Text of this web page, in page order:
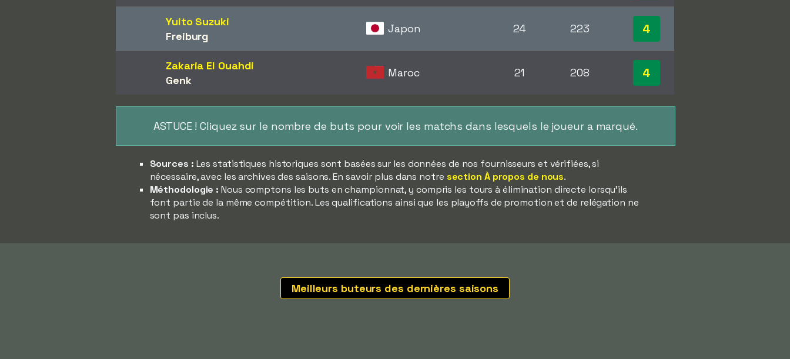
Yuito Suzuki
Freiburg
Japon 24 223 4
Zakaria El Ouahdi
Genk
Maroc 21 208 4
ASTUCE ! Cliquez sur le nombre de buts pour voir les matchs dans lesquels le joueur a marqué.
Sources : Les statistiques historiques sont basées sur les données de nos fournisseurs et vérifiées, si
nécessaire, avec les archives des saisons. En savoir plus dans notre section À propos de nous.
Méthodologie : Nous comptons les buts en championnat, y compris les tours à élimination directe lorsqu'ils
font partie de la même compétition. Les qualifications ainsi que les playoffs de promotion et de relégation ne
sont pas inclus.
Meilleurs buteurs des dernières saisons